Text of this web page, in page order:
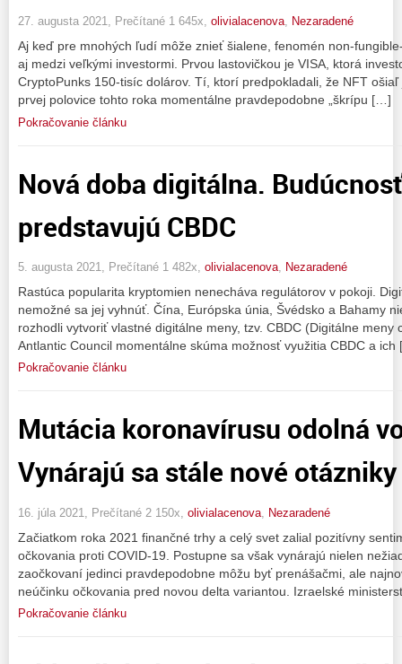
27. augusta 2021, Prečítané 1 645x, olivialacenova, Nezaradené
Aj keď pre mnohých ľudí môže znieť šialene, fenomén non-
aj medzi veľkými investormi. Prvou lastovičkou je VISA, ktorá
CryptoPunks 150-tisíc dolárov. Tí, ktorí predpokladali, že NFT
prvej polovice tohto roka momentálne pravdepodobne „škrípu […]
Pokračovanie článku
Nová doba digitálna.
predstavujú CBDC
5. augusta 2021, Prečítané 1 482x, olivialacenova, Nezaradené
Rastúca popularita kryptomien nenecháva regulátorov v pokoji.
nemožné sa jej vyhnúť. Čína, Európska únia, Švédsko a Bahamy
rozhodli vytvoriť vlastné digitálne meny, tzv. CBDC (Digitálne
Antlantic Council momentálne skúma možnosť využitia CBDC a
Pokračovanie článku
Mutácia koronavírusu odolná
Vynárajú sa stále nové otázniky
16. júla 2021, Prečítané 2 150x, olivialacenova Nezaradené
Začiatkom roka 2021 finančné trhy a celý svet zalial pozitívny
očkovania proti COVID-19. Postupne sa však vynárajú nielen
zaočkovaní jedinci pravdepodobne môžu byť prenášačmi, ale
neúčinku očkovania pred novou delta variantou. Izraelské
Pokračovanie článku